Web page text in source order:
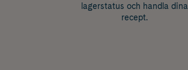
lagerstatus och handla dina
recept.